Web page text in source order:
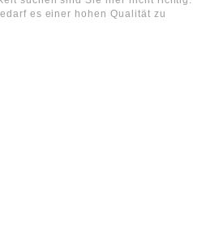
es einer hohen Qualität zu